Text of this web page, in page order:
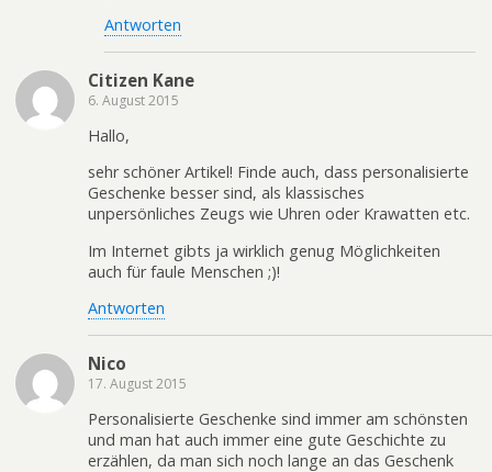
Antworten
Citizen Kane
6. August 2015
Hallo,
sehr schöner Artikel! Finde auch, dass personalisierte
Geschenke besser sind, als klassisches
unpersönliches Zeugs wie Uhren oder Krawatten etc.
Im Internet gibts ja wirklich genug Möglichkeiten
auch für faule Menschen ;)!
Antworten
Nico
17. August 2015
Personalisierte Geschenke sind immer am schönsten
und man hat auch immer eine gute Geschichte zu
erzählen, da man sich noch lange an das Geschenk